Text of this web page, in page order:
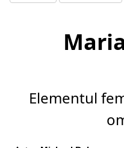
Elementul